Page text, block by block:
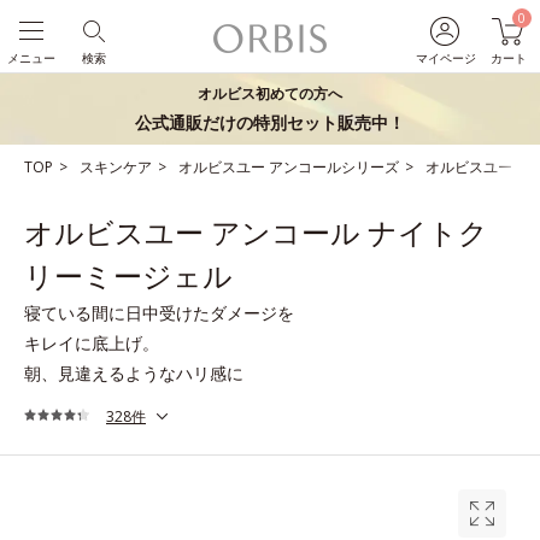
マイページ
0
カート
検索
メニュー
オルビス初めての方へ
公式通販だけの特別セット販売中！
TOP スキンケア オルビスユー アンコールシリーズ オルビスユー ア
オルビスユー アンコール ナイトク
リーミージェル
寝ている間に日中受けたダメージを
キレイに底上げ。
朝、見違えるようなハリ感に
328件